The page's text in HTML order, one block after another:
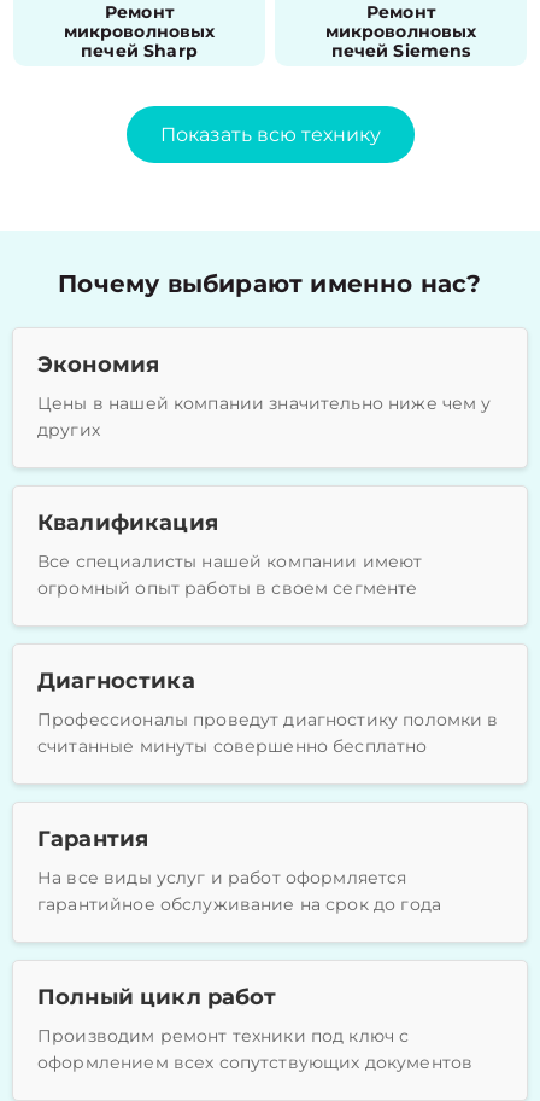
Ремонт
микроволновых
печей Sharp
Ремонт
микроволновых
печей Siemens
Показать всю технику
Почему выбирают именно нас?
Экономия
Цены в нашей компании значительно ниже чем у
других
Квалификация
Все специалисты нашей компании имеют
огромный опыт работы в своем сегменте
Диагностика
Профессионалы проведут диагностику поломки в
считанные минуты совершенно бесплатно
Гарантия
На все виды услуг и работ оформляется
гарантийное обслуживание на срок до года
Полный цикл работ
Производим ремонт техники под ключ с
оформлением всех сопутствующих документов